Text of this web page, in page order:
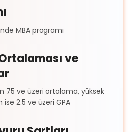
MBA programı
ve
75 ve üzeri ortalama, yüksek
ise 2.5 ve üzeri GPA